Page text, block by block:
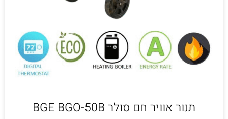
תנור אוויר חם סולר BGE BGO-50B